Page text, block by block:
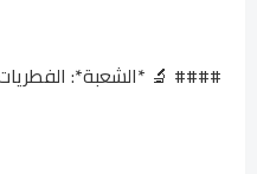
#### 🔬 *الشعبة*: الفطريات